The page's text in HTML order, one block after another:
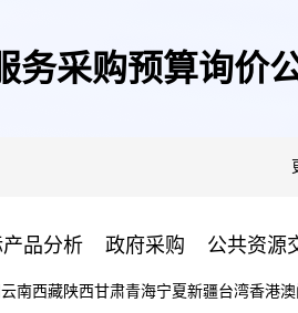
务采购预算询价
品分析 政府采购 公共资源
云南西藏陕西甘肃青海宁夏新疆台湾香港澳